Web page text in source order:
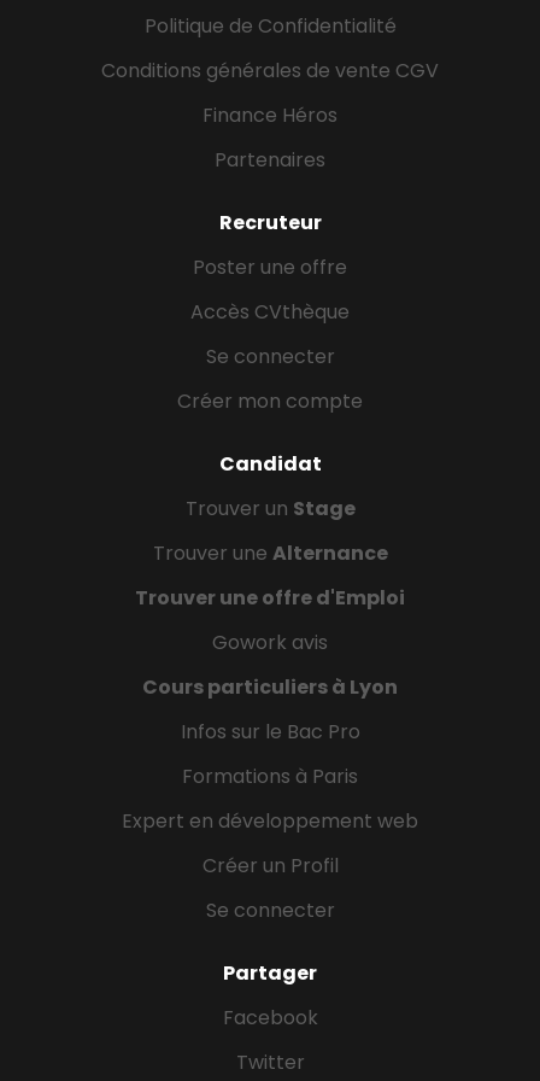
Politique de Confidentialité
Conditions générales de vente CGV
Finance Héros
Partenaires
Recruteur
Poster une offre
Accès CVthèque
Se connecter
Créer mon compte
Candidat
Trouver un Stage
Trouver une Alternance
Trouver une offre d'Emploi
Gowork avis
Cours particuliers à Lyon
Infos sur le Bac Pro
Formations à Paris
Expert en développement web
Créer un Profil
Se connecter
Partager
Facebook
Twitter